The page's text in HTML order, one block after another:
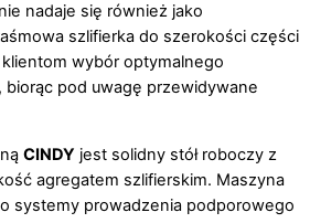
nadaje się również jako
szlifierka do szerokości części
wybór optymalnego
pod uwagę przewidywane
CINDY jest solidny stół roboczy z
agregatem szlifierskim. Maszyna
systemy prowadzenia podporowego